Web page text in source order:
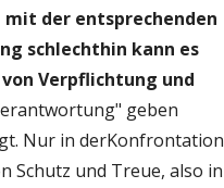
der entsprechenden
schlechthin kann es
Verpflichtung und
geben
Nur in derKonfrontation
Schutz und Treue, also in